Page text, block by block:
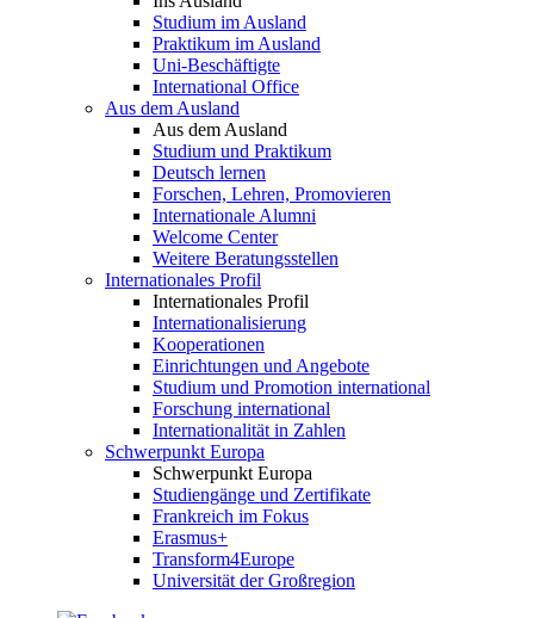
Studium im Ausland
Praktikum im Ausland
Uni-Beschäftigte
International Office
Aus dem Ausland
Aus dem Ausland
Studium und Praktikum
Deutsch lernen
Forschen, Lehren, Promovieren
Internationale Alumni
Welcome Center
Weitere Beratungsstellen
Internationales Profil
Internationales Profil
Internationalisierung
Kooperationen
Einrichtungen und Angebote
Studium und Promotion international
Forschung international
Internationalität in Zahlen
Schwerpunkt Europa
Schwerpunkt Europa
Studiengänge und Zertifikate
Frankreich im Fokus
Erasmus+
Transform4Europe
Universität der Großregion